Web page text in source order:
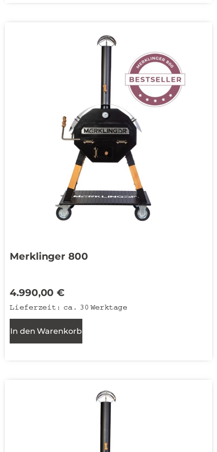
Merklinger 800
4.990,00€
Lieferzeit: ca. 30 Werktage
In den Warenkorb